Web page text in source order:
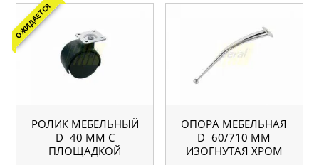
ОЖИДАЕТСЯ
РОЛИК МЕБЕЛЬНЫЙ
D=40 ММ С
ПЛОЩАДКОЙ
ОПОРА МЕБЕЛЬНАЯ
D=60/710 ММ
ИЗОГНУТАЯ ХРОМ